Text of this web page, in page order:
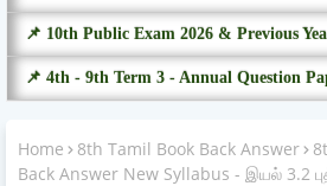
📌 10th Public Exam 2026 & Previous
📌 4th - 9th Term 3 - Annual Question
Home 8th Tamil Book Back Answer
Back Answer New Syllabus - இயல் 3.2